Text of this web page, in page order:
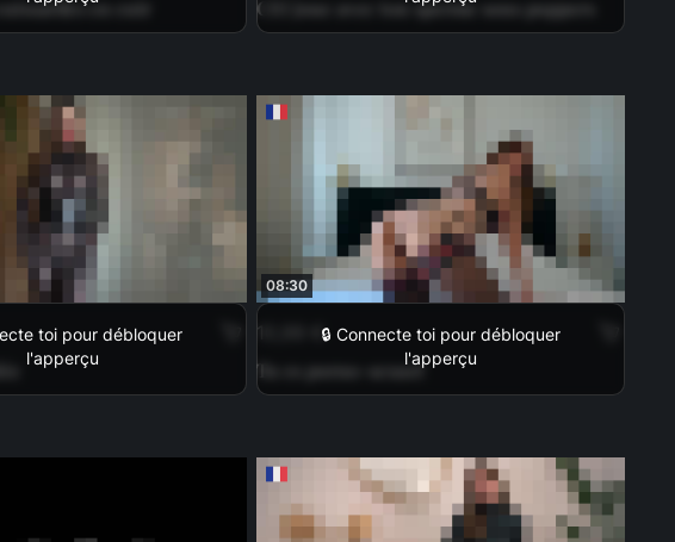
en cuir CEI joue avec ton sperme sous poppers
toi pour débloquer
l'apperçu
08:30
🔒 Connecte toi pour débloquer
l'apperçu
10,99 €
Tu es porno-sexuel